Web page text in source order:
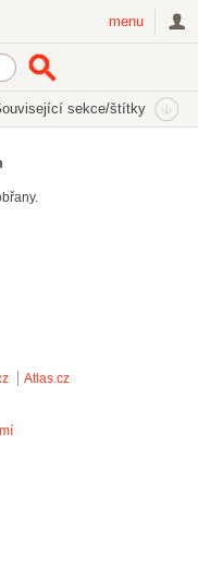
menu
sekce/štítky
Atlas.cz